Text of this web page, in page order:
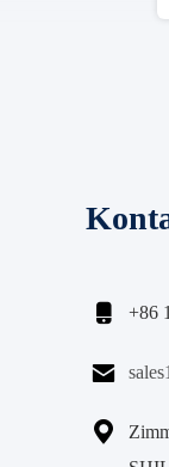
 +86

